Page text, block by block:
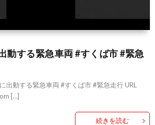
動する緊急車両 #すくば市 #緊急
出動する緊急車両 #すくば市 #緊急走行 URL
[…]
続きを読む